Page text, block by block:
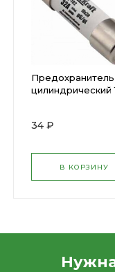
Предохранитель
цилиндрический
34 ₽
В КОРЗИНУ